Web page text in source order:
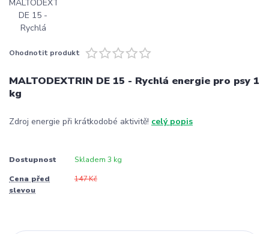
Ohodnotit produkt
MALTODEXTRIN DE 15 - Rychlá energie pro psy 1
kg
Zdroj energie při krátkodobé aktivitě! celý popis
Dostupnost Skladem 3 kg
Cena před
slevou
147 Kč